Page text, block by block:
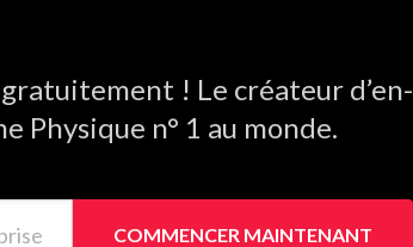
! Le créateur d’en-
Physique n° 1 au monde.
COMMENCER MAINTENANT